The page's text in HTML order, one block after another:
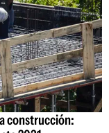
construcción: